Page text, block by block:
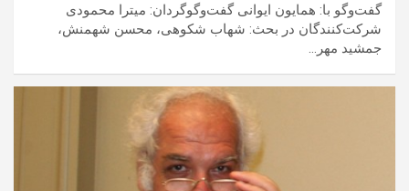
گفت‌وگو با: همایون ایوانی گفت‌وگوگردان: ميترا محمودی
شرکت‌کنندگان در بحث: شهاب شکوهی، محسن شهمنش،
جمشيد مهر…